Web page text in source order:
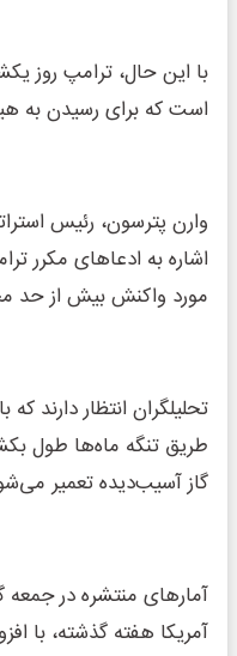
با این حال، ترامپ روز
است که برای رسیدن به
وارن پترسون، رئیس
اشاره به ادعاهای مکرر
مورد واکنش بیش از حد
تحلیلگران انتظار دارند
طریق تنگه ماه‌ها طول
گاز آسیب‌دیده تعمیر
آمارهای منتشره در
آمریکا هفته گذشته، با